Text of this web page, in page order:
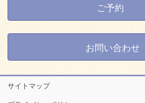
ご予約
お問い合わせ
サイトマップ